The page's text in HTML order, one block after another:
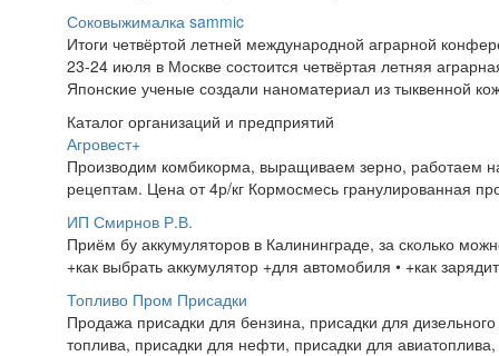
Соковыжималка sammic
Итоги четвёртой летней международной аграрной
23-24 июля в Москве состоится четвёртая летняя
Японские ученые создали наноматериал из тыквенной
Каталог организаций и предприятий
Агровест+
Производим комбикорма, выращиваем зерно, работаем
рецептам. Цена от 4р/кг Кормосмесь гранулированная
ИП Смирнов Р.В.
Приём бу аккумуляторов в Калининграде, за сколько
+как выбрать аккумулятор +для автомобиля • +как
Топливо Пром Присадки
Продажа присадки для бензина, присадки для
топлива, присадки для нефти, присадки для